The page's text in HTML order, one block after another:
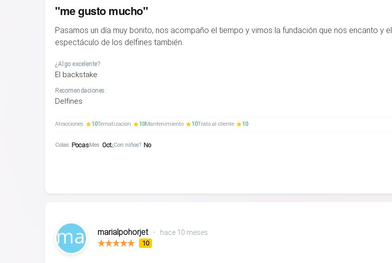
"me gusto mucho"
Pasamos un día muy bonito, nos acompaño el tiempo y vimos la fundación que nos encanto y el
espectáculo de los delfines también.
¿Algo excelente?
El backstake
Recomendaciones:
Delfines
Atracciones 10Tematización 10Mantenimiento 10Trato al cliente 10
Colas PocasMes Oct¿Con niños? No
marialpohorjet • hace 10 meses
10